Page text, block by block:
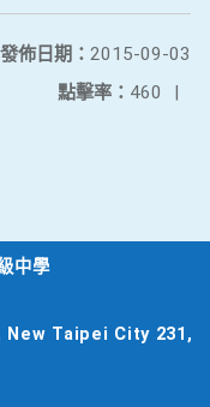
發佈日期： 2015-09-03
點擊率： 460 |
中學
Taipei City 231,